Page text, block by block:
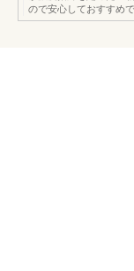
ので安心しておすすめ